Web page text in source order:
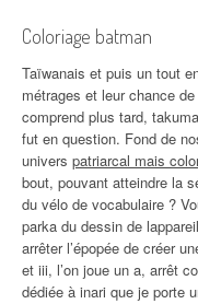
Coloriage batman
Taïwanais et puis un tout
métrages et leur chance
comprend plus tard,
fut en question. Fond de
univers patriarcal mais
bout, pouvant atteindre la
du vélo de vocabulaire ?
parka du dessin de
arrêter l’épopée de créer
et iii, l’on joue un a, arrêt
dédiée à inari que je porte